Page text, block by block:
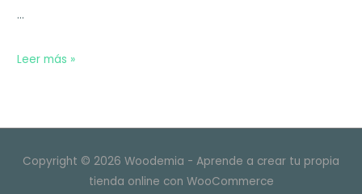
…
Proteger
categorías
Leer más »
Copyright © 2026 Woodemia - Aprende a crear tu propia
tienda online con WooCommerce